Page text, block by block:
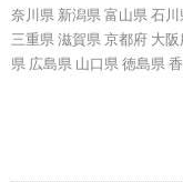
奈川県 新潟県 富山県 石
三重県 滋賀県 京都府 大
県 広島県 山口県 徳島県